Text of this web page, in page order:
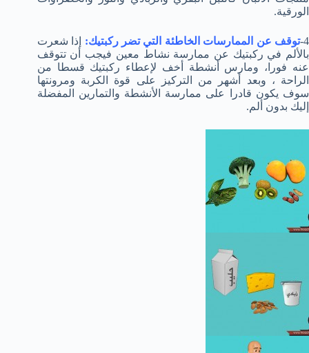
الورقية.
4- توقف عن الممارسات الخاطئة التي تضر ركبتيك: إذا شعرت
بالألم في ركبتيك عن ممارسة نشاط معين فيجب أن تتوقف
عنه فورا، ومارس أنشطة أخف لإعطاء ركبتيك قسطا من
الراحة ، وبعد أشهر من التركيز على قوة الكربة ومرونتها
سوف يكون قادرا على ممارسة الأنشطة والتمارين المفضلة
إليك بدون ألم.